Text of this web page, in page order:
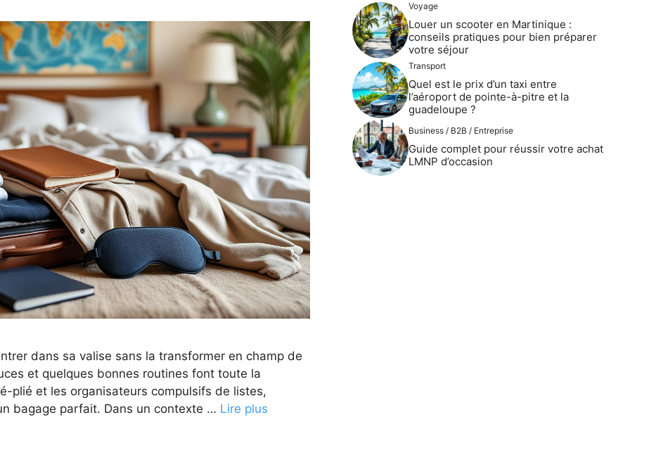
dans sa valise sans la transformer en champ de
et quelques bonnes routines font toute la
plié et les organisateurs compulsifs de listes,
bagage parfait. Dans un contexte … Lire plus
Voyage
Louer un scooter en Martinique :
conseils pratiques pour bien préparer
votre séjour
Transport
Quel est le prix d’un taxi entre
l’aéroport de pointe-à-pitre et la
guadeloupe ?
Business / B2B / Entreprise
Guide complet pour réussir votre achat
LMNP d’occasion